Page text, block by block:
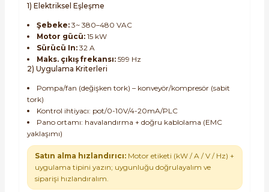
1) Elektriksel Eşleşme
Şebeke: 3~ 380–480 VAC
Motor gücü: 15 kW
Sürücü In: 32 A
Maks. çıkış frekansı: 599 Hz
2) Uygulama Kriterleri
Pompa/fan (değişken tork) – konveyör/kompresör (sabit
tork)
Kontrol ihtiyacı: pot/0-10V/4-20mA/PLC
Pano ortamı: havalandırma + doğru kablolama (EMC
yaklaşımı)
Satın alma hızlandırıcı: Motor etiketi (kW / A / V / Hz) +
uygulama tipini yazın; uygunluğu doğrulayalım ve
siparişi hızlandıralım.